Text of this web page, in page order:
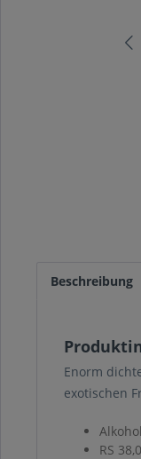
Beschreibung
Enorm
exotischen
RS